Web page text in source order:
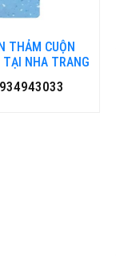
THẢM CUỘN
NHA TRANG